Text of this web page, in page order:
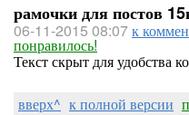
рамочки для постов
06-11-2015 08:07к
понравилось!
Текст скрыт для удобства
вверх^ к полной версии